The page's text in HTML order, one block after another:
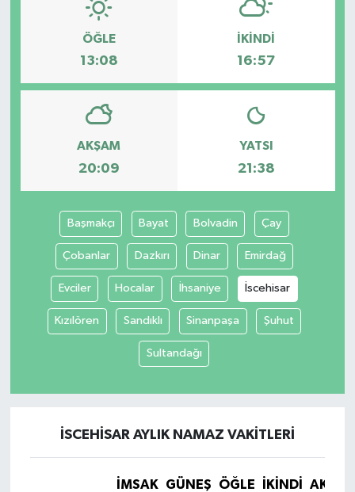
ÖĞLE
13:08
İKINDI
16:57
AKŞAM
20:09
YATSI
21:38
Başmakçı Bayat Bolvadin Çay
Çobanlar Dazkırı Dinar Emirdağ
Evciler Hocalar İhsaniye İscehisar
Kızılören Sandıklı Sinanpaşa Şuhut
Sultandağı
İSCEHISAR AYLIK NAMAZ VAKITLERI
İMSAK GÜNEŞ ÖĞLE İKINDI